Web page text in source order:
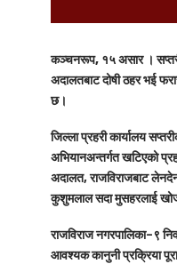
कञ्चनरूप, १५ असार ।
अदालतबाट दोषी ठहर भई
छ।
जिल्ला प्रहरी कार्यालय
अभियानअन्तर्गत खटिएको
अदालत, राजविराजबाट
कुशुमलाल सदा मुसहरलाई
राजविराज नगरपालिका–९
आवश्यक कानुनी प्रक्रिया